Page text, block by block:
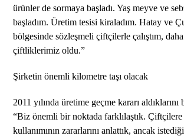
ürünler de sormaya başladı. Yaş meyve ve
başladım. Üretim tesisi kiraladım. Hatay ve
bölgesinde sözleşmeli çiftçilerle çalıştım,
çiftliklerimiz oldu.”
Şirketin önemli kilometre taşı olacak
2011 yılında üretime geçme kararı
“Biz önemli bir noktada farklılaştık. Çiftçilere
kullanımının zararlarını anlattık, ancak